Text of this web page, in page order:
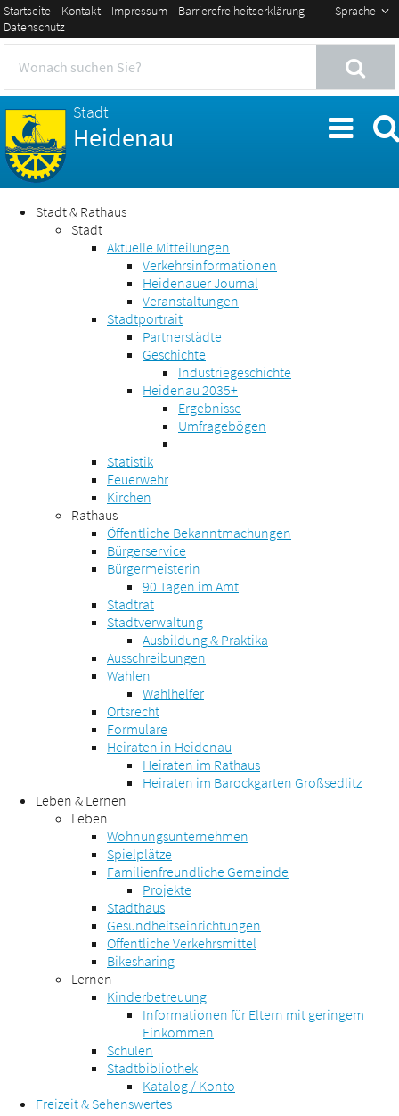
Sprache
Startseite Kontakt Impressum
Barrierefreiheitserklärung
Datenschutz
Stadt
Heidenau
Stadt & Rathaus
Stadt
Aktuelle Mitteilungen
Verkehrsinformationen
Heidenauer Journal
Veranstaltungen
Stadtportrait
Partnerstädte
Geschichte
Industriegeschichte
Heidenau 2035+
Ergebnisse
Umfragebögen
Statistik
Feuerwehr
Kirchen
Rathaus
Öffentliche Bekanntmachungen
Bürgerservice
Bürgermeisterin
90 Tagen im Amt
Stadtrat
Stadtverwaltung
Ausbildung & Praktika
Ausschreibungen
Wahlen
Wahlhelfer
Ortsrecht
Formulare
Heiraten in Heidenau
Heiraten im Rathaus
Heiraten im Barockgarten Großsedlitz
Leben & Lernen
Leben
Wohnungsunternehmen
Spielplätze
Familienfreundliche Gemeinde
Projekte
Stadthaus
Gesundheitseinrichtungen
Öffentliche Verkehrsmittel
Bikesharing
Lernen
Kinderbetreuung
Informationen für Eltern mit geringem
Einkommen
Schulen
Stadtbibliothek
Katalog / Konto
Freizeit & Sehenswertes